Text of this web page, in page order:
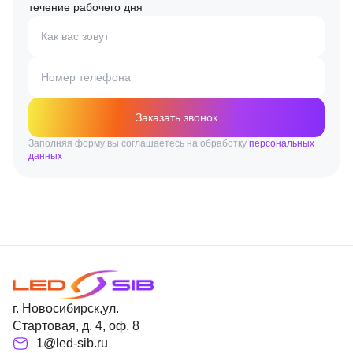
течение рабочего дня
Как вас зовут
Номер телефона
Заказать звонок
Заполняя форму вы соглашаетесь на обработку персональных
данных
г. Новосибирск,ул.
Стартовая, д. 4, оф. 8
1@led-sib.ru